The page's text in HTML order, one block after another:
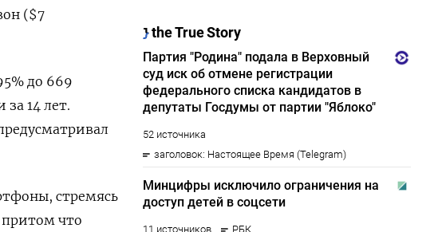
($7
до 669
14 лет.
стремясь
что